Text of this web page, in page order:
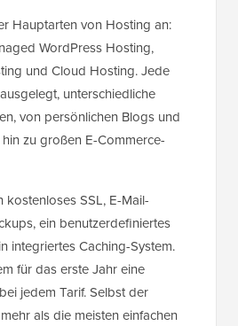
Hauptarten von Hosting an:
WordPress Hosting,
und Cloud Hosting. Jede
unterschiedliche
von persönlichen Blogs und
zu großen E-Commerce-
kostenloses SSL, E-Mail-
ein benutzerdefiniertes
integriertes Caching-System.
für das erste Jahr eine
jedem Tarif. Selbst der
als die meisten einfachen